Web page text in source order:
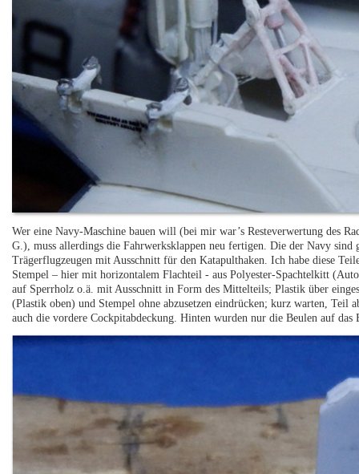
Wer eine Navy-Maschine bauen will (bei mir war’s Resteverwertung des
G.), muss allerdings die Fahrwerksklappen neu fertigen. Die der Navy sind
Trägerflugzeugen mit Ausschnitt für den Katapulthaken. Ich habe diese
Stempel – hier mit horizontalem Flachteil - aus Polyester-Spachtelkitt
auf Sperrholz o.ä. mit Ausschnitt in Form des Mittelteils; Plastik über
(Plastik oben) und Stempel ohne abzusetzen eindrücken; kurz warten, Teil
auch die vordere Cockpitabdeckung. Hinten wurden nur die Beulen auf das